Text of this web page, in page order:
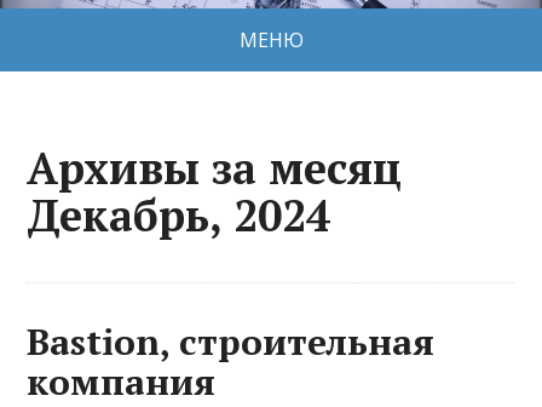
МЕНЮ
Архивы за месяц
Декабрь, 2024
Bastion, строительная
компания